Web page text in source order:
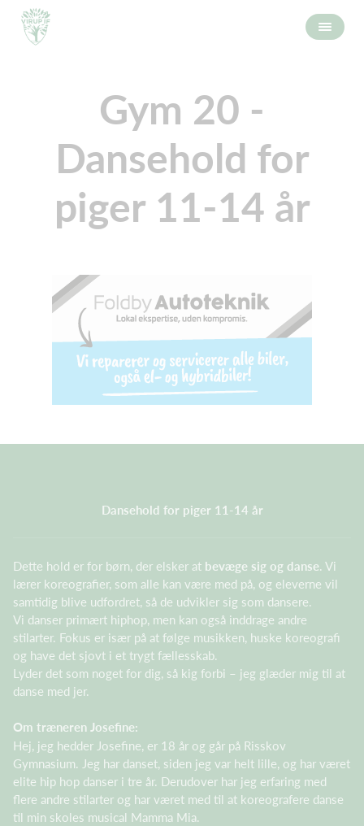
Gym 20 -
Dansehold for
piger 11-14 år
Dansehold for piger 11-14 år
Dette hold er for børn, der elsker at bevæge sig og danse . Vi
lærer koreografier, som alle kan være med på, og eleverne vil
samtidig blive udfordret, så de udvikler sig som dansere.
Vi danser primært hiphop, men kan også inddrage andre
stilarter. Fokus er især på at følge musikken, huske koreografi
og have det sjovt i et trygt fællesskab.
Lyder det som noget for dig, så kig forbi – jeg glæder mig til at
danse med jer.
Om træneren Josefine:
Hej, jeg hedder Josefine, er 18 år og går på Risskov
Gymnasium. Jeg har danset, siden jeg var helt lille, og har været
elite hip hop danser i tre år. Derudover har jeg erfaring med
flere andre stilarter og har været med til at koreografere danse
til min skoles musical Mamma Mia.